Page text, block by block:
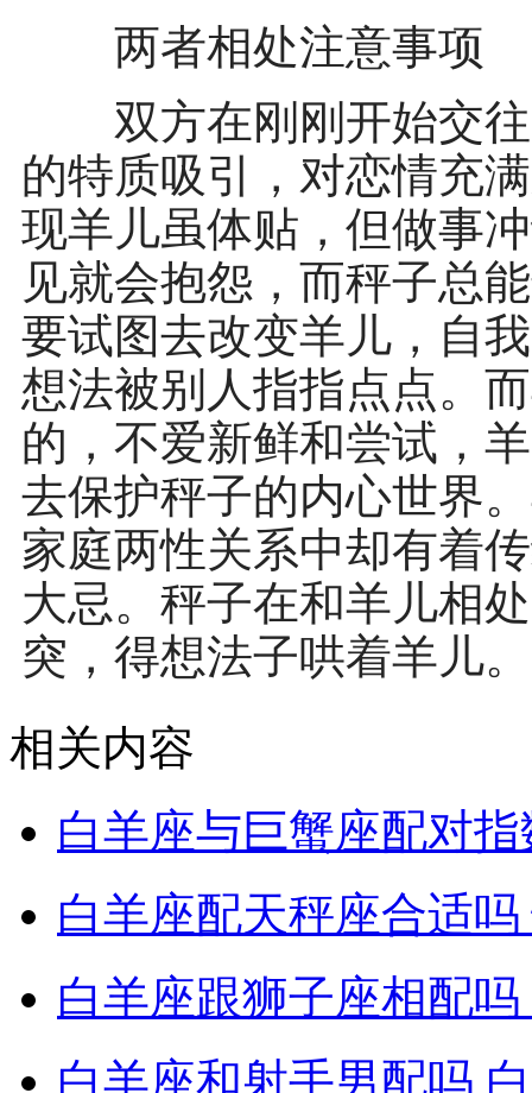
两者相处注意事项
双方在刚刚开始交往
的特质吸引，对恋情充
现羊儿虽体贴，但做事
见就会抱怨，而秤子总
要试图去改变羊儿，自
想法被别人指指点点。
的，不爱新鲜和尝试，
去保护秤子的内心世界
家庭两性关系中却有着
大忌。秤子在和羊儿相
突，得想法子哄着羊儿。
相关内容
白羊座与巨蟹座配对
白羊座配天秤座合适
白羊座跟狮子座相配
白羊座和射手男配吗